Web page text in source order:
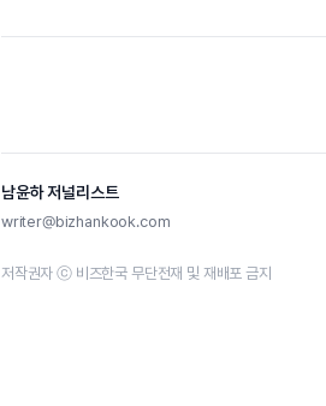
남윤하 저널리스트
writer@bizhankook.com
저작권자 ⓒ 비즈한국 무단전재 및 재배포 금지